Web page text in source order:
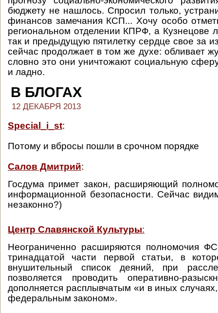
бюджету не нашлось. Спросил только,
финансов замечания КСП... Хочу особо
региональном отделении КПРФ, а Кузнецове
так и предыдущую пятилетку сердце свое за
сейчас продолжает в том же духе: обливает
словно это они уничтожают социальную
и ладно.
В БЛОГАХ
12 ДЕКАБРЯ 2013
Special_i_st:
Потому и вбросы пошли в срочном порядке
Салов Дмитрий:
Госдума примет закон, расширяющий
информационной безопасности. Сейчас
незаконно?)
Центр Славянской Культуры:
Неограниченно расширяются полномочия
тринадцатой части первой статьи, в
внушительный список деяний, при
позволяется проводить оперативно-
дополняется расплывчатым «и в иных
федеральным законом».